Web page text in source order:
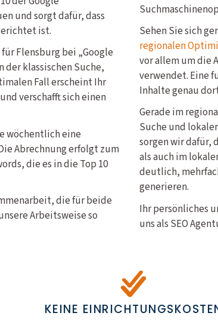
und sorgt dafür, dass
ist.
Flensburg bei „Google
der klassischen Suche,
Fall erscheint Ihr
verschafft sich einen
wöchentlich eine
Abrechnung erfolgt zum
die es in die Top 10
die für beide
Arbeitsweise so
Sehen Sie sich
regionalen
vor allem um die
verwendet. Eine
Inhalte genau
Gerade im
Suche und
sorgen wir dafür,
als auch im
deutlich,
generieren.
Ihr persönliches
uns als SEO
KEINE